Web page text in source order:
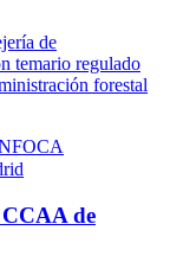
de
temario regulado
forestal
de